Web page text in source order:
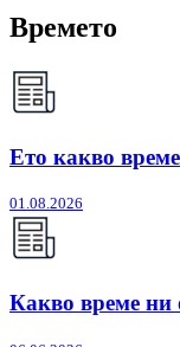
Времето
Ето какво
01.08.2026
Какво време ни